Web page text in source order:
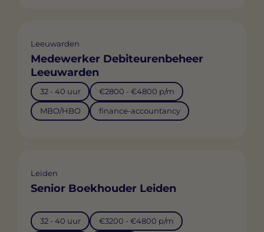
Leeuwarden
Medewerker Debiteurenbeheer
Leeuwarden
32 - 40 uur €2800 - €4800 p/m
MBO/HBO finance-accountancy
Leiden
Senior Boekhouder Leiden
32 - 40 uur €3200 - €4800 p/m